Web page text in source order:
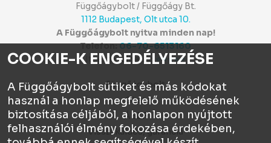
Függőágybolt / Függőágy Bt.
1112 Budapest, Olt utca 10.
A Függőágybolt nyitva minden nap!
Telefon:06-70-6513160
Itt értékelhetsz:⭐⭐⭐⭐⭐
Függőágybolt
Chat
ÁSZF
Visszaküldés, garancia
COOKIE-K ENGEDÉLYEZÉSE
A Függőágybolt sütiket és más kódokat
használ a honlap megfelelő működésének
biztosítása céljából, a honlapon nyújtott
felhasználói élmény fokozása érdekében,